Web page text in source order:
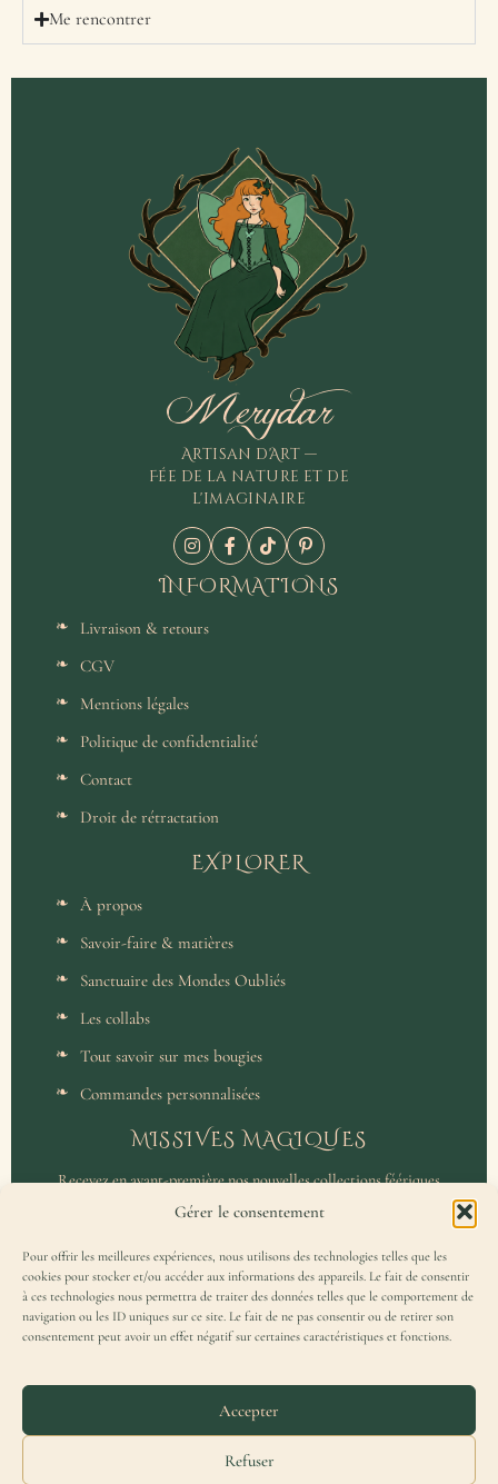
Gérer le consentement
Pour offrir les meilleures expériences, nous utilisons des technologies telles que les
cookies pour stocker et/ou accéder aux informations des appareils. Le fait de consentir
à ces technologies nous permettra de traiter des données telles que le comportement de
navigation ou les ID uniques sur ce site. Le fait de ne pas consentir ou de retirer son
consentement peut avoir un effet négatif sur certaines caractéristiques et fonctions.
Accepter
Refuser
Me rencontrer
Merydar
Artisan d'Art —
Fée de la nature et de
l'imaginaire
INFORMATIONS
Livraison & retours
CGV
Mentions légales
Politique de confidentialité
Contact
Droit de rétractation
EXPLORER
À propos
Savoir-faire & matières
Sanctuaire des Mondes Oubliés
Les collabs
Tout savoir sur mes bougies
Commandes personnalisées
MISSIVES MAGIQUES
Recevez en avant-première nos nouvelles collections féériques
et un accès privilégié aux coulisses de l'atelier.
J'accepte de recevoir la Missive Magique et j'ai lu lapolitique de